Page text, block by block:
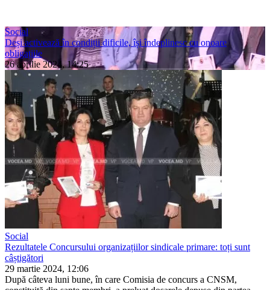
Social
Deși activează în condiții dificile, își îndeplinesc cu onoare
obligațiile
26 aprilie 2024, 14:25
Social
Rezultatele Concursului organizațiilor sindicale primare: toți sunt
câștigători
29 martie 2024, 12:06
După câteva luni bune, în care Comi­sia de concurs a CNSM,